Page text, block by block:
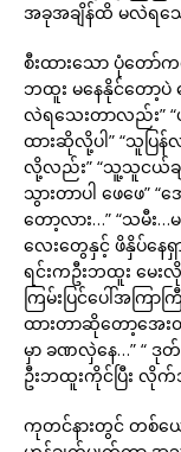
အခုအချိန်ထိ မလဲရ
စီးထားသော ပုံတော်
ဘထူး မနေနိုင်တော့
လဲရသေးတာလည်း”
ထားဆိုလို့ပါ” “သူပ
လို့လည်း” “သူ့သူငယ်ခ
သွားတာပါ ဖေဖေ”
တော့လား…” “သမီး
လေးတွေနှင့် ဖိနှိပ်နေ
ရင်းကဦးဘထူး မေ
ကြမ်းပြင်ပေါ်အကြာ
ထားတာဆိုတော့အေးတ
မှာ ခဏလှဲနေ…” “ ဒု
ဦးဘထူးကိုင်ပြီး လိုက်
ကုတင်နားတွင် တစ်ယ